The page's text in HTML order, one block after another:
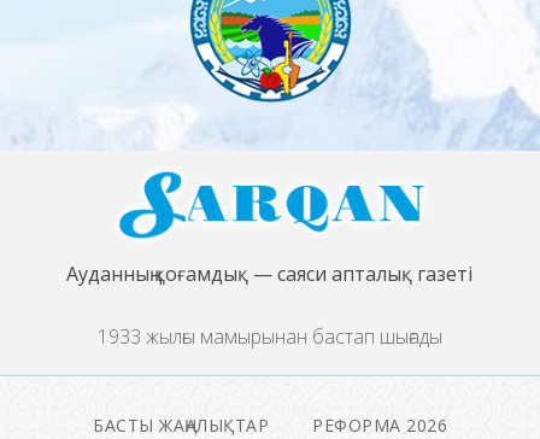
Ауданның қоғамдық — саяси апталық газеті
1933 жылғы мамырынан бастап шығады
БАСТЫ ЖАҢАЛЫҚТАР РЕФОРМА 2026